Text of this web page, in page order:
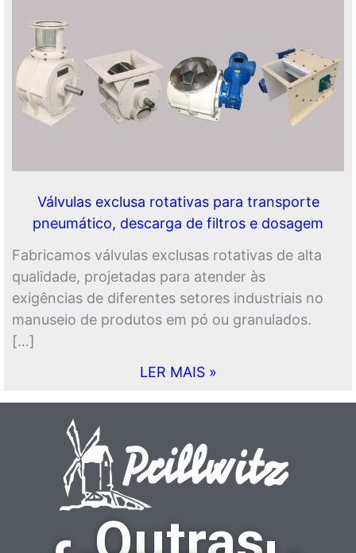
Válvulas exclusa rotativas para transporte
pneumático, descarga de filtros e dosagem
Fabricamos válvulas exclusas rotativas de alta
qualidade, projetadas para atender às
exigências de diferentes setores industriais no
manuseio de produtos em pó ou granulados.
[…]
LER MAIS »